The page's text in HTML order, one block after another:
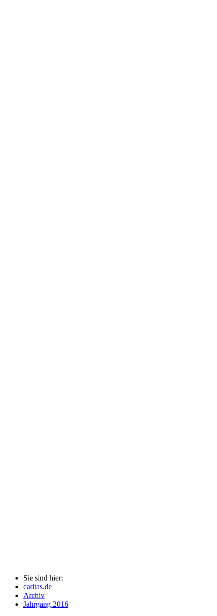
Sie sind hier:
caritas.de
Archiv
Jahrgang 2016